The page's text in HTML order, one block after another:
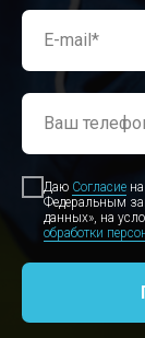
E-mail*
Ваш
Даю Согласие
Федеральным
данных», на
обработки